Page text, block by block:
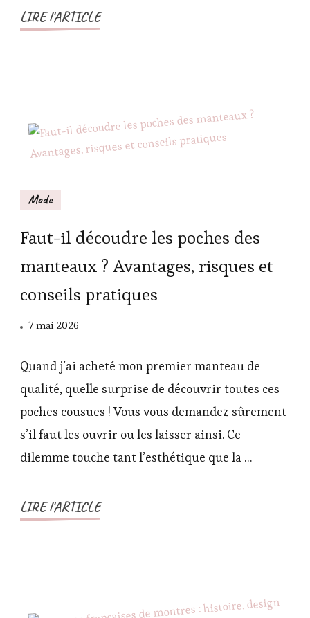
LIRE l'ARTICLE
Mode
Faut-il découdre les poches des
manteaux ? Avantages, risques et
conseils pratiques
7 mai 2026
Quand j’ai acheté mon premier manteau de
qualité, quelle surprise de découvrir toutes ces
poches cousues ! Vous vous demandez sûrement
s’il faut les ouvrir ou les laisser ainsi. Ce
dilemme touche tant l’esthétique que la …
LIRE l'ARTICLE